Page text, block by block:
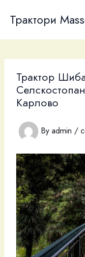
content
Трактори
Трактор
Карлово
By admin /